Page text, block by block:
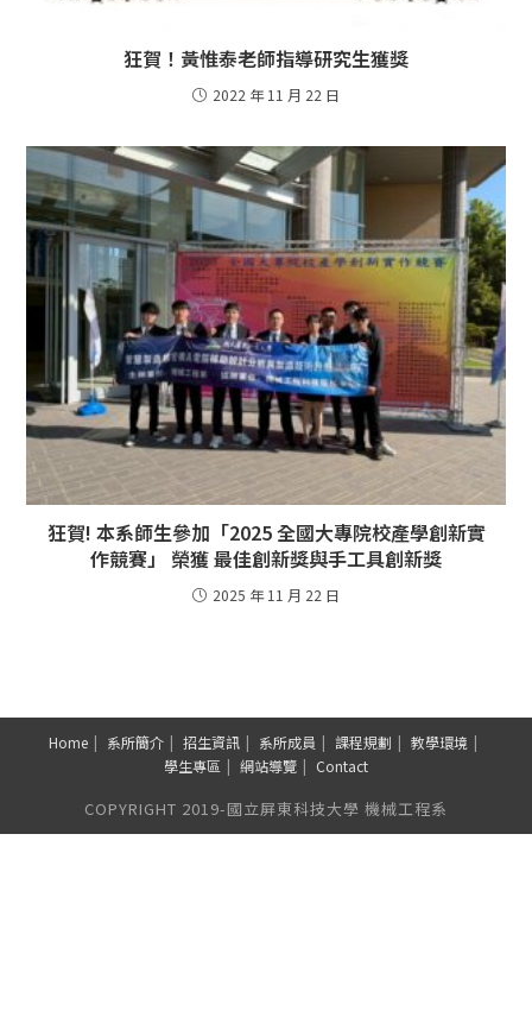
狂賀！黃惟泰老師指導研究生獲獎
2022 年 11 月 22 日
狂賀! 本系師生參加「2025 全國大專院校產學創新實
作競賽」 榮獲 最佳創新獎與手工具創新獎
2025 年 11 月 22 日
Home 系所簡介 招生資訊 系所成員 課程規劃
教學環境
學生專區
網站導覽 Contact
COPYRIGHT 2019-國立屏東科技大學 機械工程系